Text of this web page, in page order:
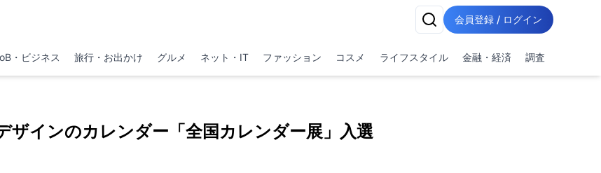
会員登録 / ログイン
・ビジネス 旅行・お出かけ グルメ ネット・IT ファッション コスメ ライフスタイル 金融・経済 調査
ザインのカレンダー「全国カレンダー展」入選